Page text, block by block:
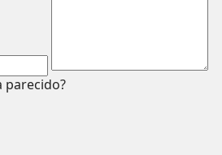
parecido?